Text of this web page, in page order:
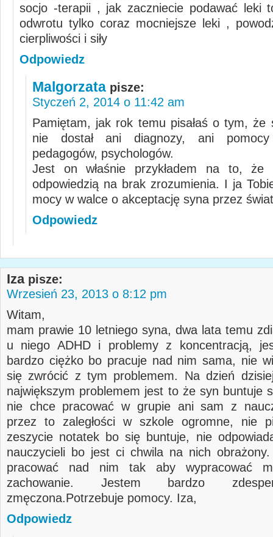
socjo -terapii , jak zaczniecie podawać leki
odwrotu tylko coraz mocniejsze leki ,
cierpliwości i siły
Odpowiedz
Malgorzata pisze:
Styczeń 2, 2014 o 11:42 am
Pamiętam, jak rok temu pisałaś o tym, że
nie dostał ani diagnozy, ani
pedagogów, psychologów.
Jest on właśnie przykładem na to, że
odpowiedzią na brak zrozumienia. I ja
mocy w walce o akceptację syna przez
Odpowiedz
Iza pisze:
Wrzesień 23, 2013 o 8:12 pm
Witam,
mam prawie 10 letniego syna, dwa lata temu
u niego ADHD i problemy z koncentracją,
bardzo ciężko bo pracuje nad nim sama, nie
się zwrócić z tym problemem. Na dzień
największym problemem jest to że syn buntuje
nie chce pracować w grupie ani sam z
przez to zaległości w szkole ogromne, nie
zeszycie notatek bo się buntuje, nie
nauczycieli bo jest ci chwila na nich
pracować nad nim tak aby wypracować
zachowanie. Jestem bardzo
zmęczona.Potrzebuje pomocy. Iza,
Odpowiedz